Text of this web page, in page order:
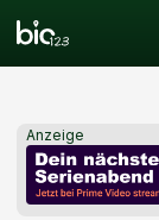
Anzeige